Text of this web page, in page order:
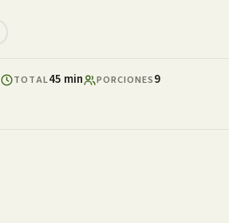
TOTAL45 min PORCIONES9